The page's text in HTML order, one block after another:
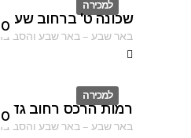
למכירה
ID
שכונה ט' ברחוב שער
באר שבע–באר שבע
למכירה
ID
רמות הרכס רחוב
באר שבע–באר שבע